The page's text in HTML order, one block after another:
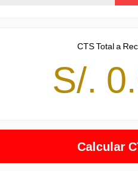
CTS Total a
S/.